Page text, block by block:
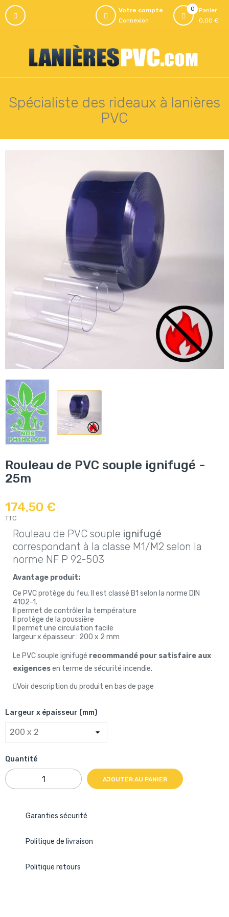
0
Panier
0,00 €
Votre compte
Connexion
Spécialiste des rideaux à lanières
PVC
Rouleau de PVC souple ignifugé -
25m
174,50 €
TTC
Rouleau de PVC souple ignifugé
correspondant à la classe M1/M2 selon la
norme NF P 92-503
Avantage produit:
Ce PVC protège du feu. Il est classé B1 selon la norme DIN
4102-1.
Il permet de contrôler la température
Il protège de la poussière
Il permet une circulation facile
largeur x épaisseur : 200 x 2 mm
Le PVC souple ignifugé recommandé pour satisfaire aux
exigencesen terme de sécurité incendie.
Voir description du produit en bas de page
Largeur x épaisseur (mm)
Quantité
AJOUTER AU PANIER
Garanties sécurité
Politique de livraison
Politique retours